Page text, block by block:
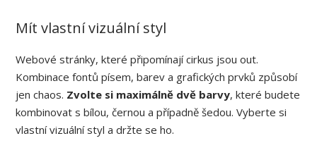
Mít vlastní vizuální styl
Webové stránky, které připomínají cirkus jsou out.
Kombinace fontů písem, barev a grafických prvků způsobí
jen chaos. Zvolte si maximálně dvě barvy, které budete
kombinovat s bílou, černou a případně šedou. Vyberte si
vlastní vizuální styl a držte se ho.